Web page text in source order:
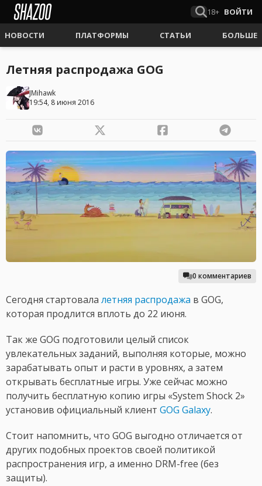
18+ ВОЙТИ
НОВОСТИ ПЛАТФОРМЫ СТАТЬИ БОЛЬШЕ
Летняя распродажа GOG
JMihawk
19:54, 8 июня 2016
0 комментариев
Сегодня стартовала летняя распродажа в GOG,
которая продлится вплоть до 22 июня.
Так же GOG подготовили целый список
увлекательных заданий, выполняя которые, можно
зарабатывать опыт и расти в уровнях, а затем
открывать бесплатные игры. Уже сейчас можно
получить бесплатную копию игры «System Shock 2»
установив официальный клиент GOG Galaxy.
Стоит напомнить, что GOG выгодно отличается от
других подобных проектов своей политикой
распространения игр, а именно DRM-free (без
защиты).